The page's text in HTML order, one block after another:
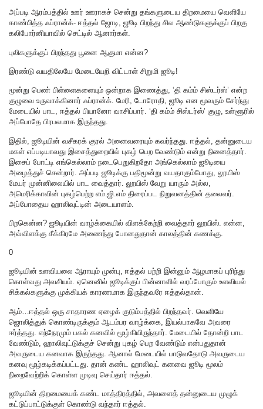
அப்படி ஆரம்பத்தில் ஊர் ஊராகச் சென்று தங்களுடைய திறமையை வெளியே
காண்பித்த ஃப்ரான்க்- ஈத்தல் ஜோடி, ஜூடி பிறந்து சில ஆண்டுகளுக்குப் பிறகு
கலிபோர்னியாவில் செட்டில் ஆனார்கள்.
புலிகளுக்குப் பிறந்தது பூனை ஆகுமா என்ன?
இரண்டு வயதிலேயே மேடையேறி விட்டாள் சிறுமி ஜூடி!
மூன்று பெண் பிள்ளைகளையும் ஒன்றாக இணைத்து, ‘தி கம்ம் சிஸ்டர்ஸ்’ என்ற
குழுவை உருவாக்கினார் ஃப்ரான்க். மேரி, டோரோதி, ஜூடி என மூவரும் சேர்ந்து
மேடையில் பாட, ஈத்தல் பியானோ வாசிப்பார். ‘தி கம்ம் சிஸ்டர்ஸ்’ குழு, உள்ளூரில்
அப்போதே பிரபலமாக இருந்தது‌.
இதில், ஜூடியின் வசீகரக் குரல் அனைவரையும் கவர்ந்தது. ஈத்தல், தன்னுடைய
மகள் எப்படியாவது இசைத்துறையில் புகழ் பெற வேண்டும் என்று நினைத்தார்.
இசைப் போட்டி எங்கெல்லாம் நடைபெறுகிறதோ அங்கெல்லாம் ஜூடியை
அழைத்துச் சென்றார். அப்படி ஜூடிக்கு பதிமூன்று வயதாகும்போது, லூயிஸ்
மேயர் முன்னிலையில் பாட வைத்தார். லூயிஸ் வேறு யாரும் அல்ல,
அமெரிக்காவின் புகழ்பெற்ற எம்.ஜி.எம் திரைப்பட நிறுவனத்தின் தலைவர்.
அப்போதைய ஹாலிவுட்டின் அடையாளம்.
பிறகென்ன? ஜூடியின் வாழ்க்கையில் விளக்கேற்றி வைத்தார் லூயிஸ். என்ன,
அவ்விளக்கு சீக்கிரமே அணைந்து போனதுதான் காலத்தின் கணக்கு.
0
ஜூடியின் உளவியலை ஆராயும் முன்பு, ஈத்தல் பற்றி இன்னும் ஆழமாகப் புரிந்து
கொள்வது அவசியம். ஏனெனில் ஜூடிக்குப் பின்னாளில் வரப்போகும் உளவியல்
சிக்கல்களுக்கு முக்கியக் காரணமாக இருந்தவரே ஈத்தல்தான்.
ஆம்…ஈத்தல் ஒரு சாதாரண ஏழைக் குடும்பத்தில் பிறந்தவர். வெளியே
ஜொலித்துக் கொண்டிருக்கும் ஆடம்பர வாழ்க்கை, இயல்பாகவே அவரை
ஈர்த்தது. எந்நேரமும் பகல் கனவில் மூழ்கியிருந்தார். மேடையில் தோன்றி பாட
வேண்டும், ஹாலிவுட்டுக்குச் சென்று புகழ் பெற வேண்டும் என்பதுதான்
அவருடைய கனவாக இருந்தது. ஆனால் மேடையில் பாடுவதோடு அவருடைய
கனவு மூழ்கடிக்கப்பட்டது. தான் கண்ட ஹாலிவுட் கனவை ஜூடி மூலம்
நிறைவேற்றிக் கொள்ள முடிவு செய்தார் ஈத்தல்.
ஜூடியின் திறமையைக் கண்ட மாத்திரத்தில், அவளைத் தன்னுடைய முழுக்
கட்டுப்பாட்டுக்குள் கொண்டு வந்தார் ஈத்தல்.